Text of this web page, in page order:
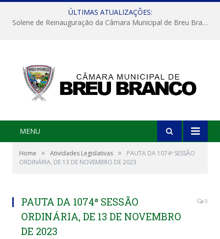
ÚLTIMAS ATUALIZAÇÕES:
Solene de Reinauguração da Câmara Municipal de Breu Branco
MENU
Home » Atividades Legislativas »
PAUTA DA 1074ª SESSÃO
ORDINÁRIA, DE 13 DE NOVEMBRO DE 2023
PAUTA DA 1074ª SESSÃO
ORDINÁRIA, DE 13 DE NOVEMBRO
DE 2023
0